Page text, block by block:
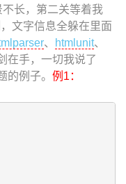
长，第二关等着我
文字信息全躲在里面
、 htmlunit、
在手，一切我说了
的例子。 例1：